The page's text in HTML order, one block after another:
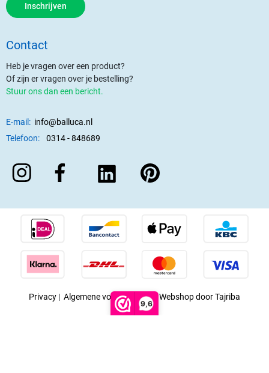
9,6
Inschrijven
Contact
Heb je vragen over een product?
Of zijn er vragen over je bestelling?
Stuur ons dan een bericht.
E-mail: info@balluca.nl
Telefoon:
0314 - 848689
Privacy | Algemene voorwaarden|Webshop door Tajriba